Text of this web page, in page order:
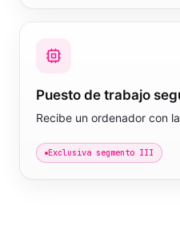
Puesto de trabajo
Recibe un ordenador con
Exclusiva segmento III